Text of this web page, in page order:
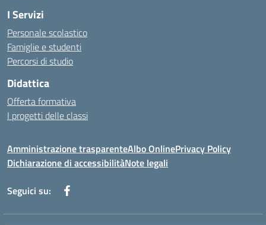
I Servizi
Personale scolastico
Famiglie e studenti
Percorsi di studio
Didattica
Offerta formativa
I progetti delle classi
Amministrazione trasparenteAlbo OnlinePrivacy Policy
Dichiarazione di accessibilitàNote legali
Seguici su: